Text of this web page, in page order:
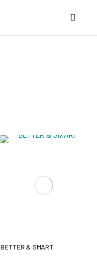
BETTER & SMART